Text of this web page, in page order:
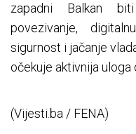
zapadni Balkan
povezivanje,
sigurnost i jačanje
očekuje aktivnija
(Vijesti.ba / FENA)